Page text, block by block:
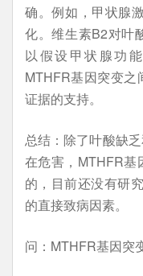
确。例如，甲状腺
化。维生素B2对叶
以假设甲状腺功
MTHFR基因突变之
证据的支持。
总结：除了叶酸缺
在危害，MTHFR基
的，目前还没有研
的直接致病因素。
问：MTHFR基因突